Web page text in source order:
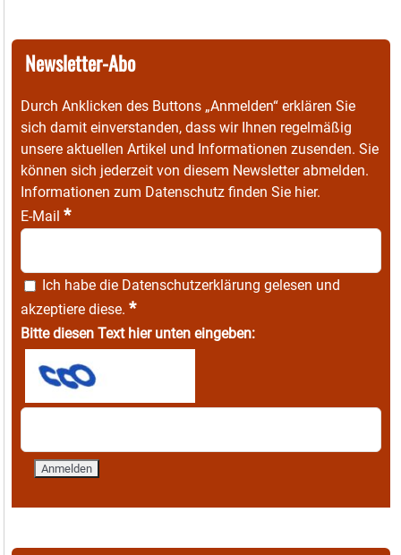
Newsletter-Abo
Durch Anklicken des Buttons „Anmelden“ erklären Sie
sich damit einverstanden, dass wir Ihnen regelmäßig
unsere aktuellen Artikel und Informationen zusenden. Sie
können sich jederzeit von diesem Newsletter abmelden.
Informationen zum Datenschutz finden Sie hier.
E-Mail *
Ich habe die Datenschutzerklärung gelesen und
akzeptiere diese. *
Bitte diesen Text hier unten eingeben: